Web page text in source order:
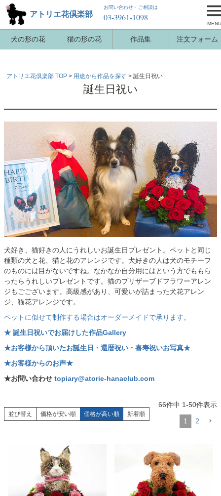
犬の形の花 猫の形の花 作品集 注文フォーム
アトリエ花倶楽部
お問い合わせ・ご相談は
03-3961-1098
MENU
アトリエ花倶楽部 TOP 用途から作品を探す 誕生日祝い
誕生日祝い
犬好き、猫好きの人にうれしいお誕生日プレゼント。ペットと同じ
種類の犬と花、猫と花のアレンジです。犬好きの人は犬のモチーフ
のものには目がないですね。なかなか自分用にはという方でももら
ったらうれしいプレゼントです。猫のプリザーブドフラワーアレン
ジもごございます。高級感があり、可愛いが詰まった犬花アレン
ジ、猫花アレンジです。
ペットに似せて制作する場合はオーダーメイドで承ります。
★ 誕生日祝いでお届けした作品Gallery
★お客様から頂いたお誕生日・還暦祝い・喜寿祝いお写真★
★お客様からのお声★
★お問い合わせ topiary@atorie-hanaclub.com
並び替え 価格が安い順 価格が高い順 新着順
66件中 1-50件表示
1 2